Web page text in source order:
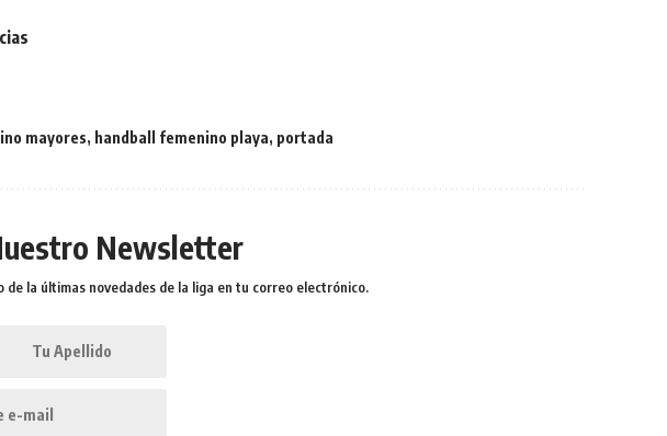
mayores, handball femenino playa, portada
Newsletter
la últimas novedades de la liga en tu correo electrónico.